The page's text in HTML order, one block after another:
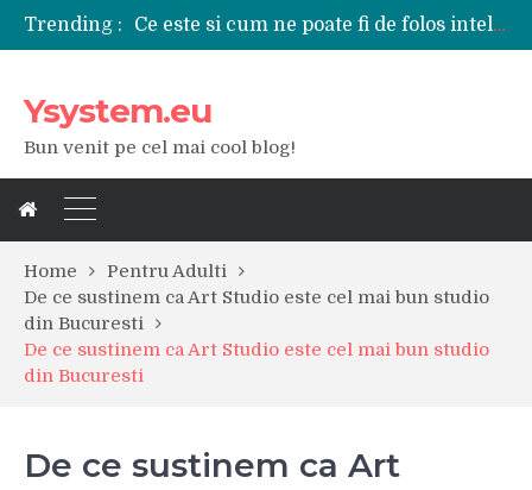
Trending :
Tipuri de polizoare de care este nevoie intr-un atelier
Cele mai bune smartphone-uri lansate in anul 2024
Ysystem.eu
Bun venit pe cel mai cool blog!
Home
Pentru Adulti
De ce sustinem ca Art Studio este cel mai bun studio
din Bucuresti
De ce sustinem ca Art Studio este cel mai bun studio
din Bucuresti
De ce sustinem ca Art